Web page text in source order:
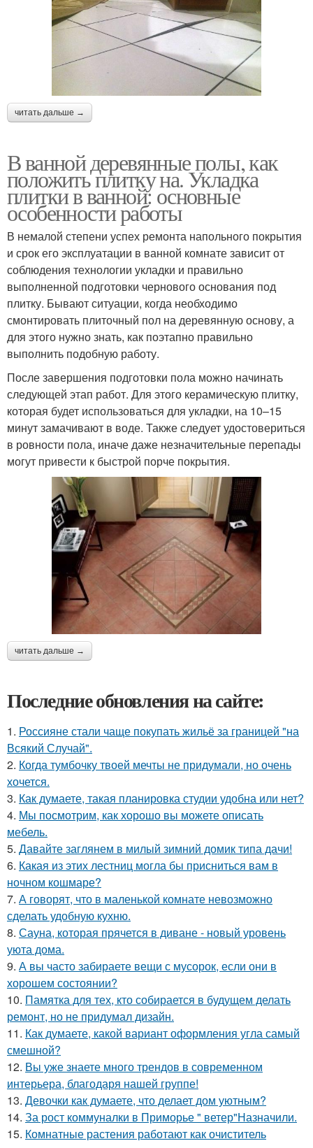
читать дальше →
В ванной деревянные полы, как
положить плитку на. Укладка
плитки в ванной: основные
особенности работы
В немалой степени успех ремонта напольного покрытия
и срок его эксплуатации в ванной комнате зависит от
соблюдения технологии укладки и правильно
выполненной подготовки чернового основания под
плитку. Бывают ситуации, когда необходимо
смонтировать плиточный пол на деревянную основу, а
для этого нужно знать, как поэтапно правильно
выполнить подобную работу.
После завершения подготовки пола можно начинать
следующей этап работ. Для этого керамическую плитку,
которая будет использоваться для укладки, на 10–15
минут замачивают в воде. Также следует удостовериться
в ровности пола, иначе даже незначительные перепады
могут привести к быстрой порче покрытия.
читать дальше →
Последние обновления на сайте:
1. Россияне стали чаще покупать жильё за границей "на
Всякий Случай".
2. Когда тумбочку твоей мечты не придумали, но очень
хочется.
3. Как думаете, такая планировка студии удобна или нет?
4. Мы посмотрим, как хорошо вы можете описать
мебель.
5. Давайте заглянем в милый зимний домик типа дачи!
6. Какая из этих лестниц могла бы присниться вам в
ночном кошмаре?
7. А говорят, что в маленькой комнате невозможно
сделать удобную кухню.
8. Сауна, которая прячется в диване - новый уровень
уюта дома.
9. А вы часто забираете вещи с мусорок, если они в
хорошем состоянии?
10. Памятка для тех, кто собирается в будущем делать
ремонт, но не придумал дизайн.
11. Как думаете, какой вариант оформления угла самый
смешной?
12. Вы уже знаете много трендов в современном
интерьера, благодаря нашей группе!
13. Девочки как думаете, что делает дом уютным?
14. За рост коммуналки в Приморье " ветер"Назначили.
15. Комнатные растения работают как очиститель